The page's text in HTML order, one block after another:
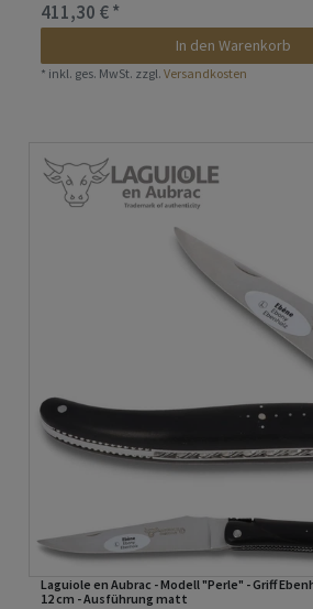
411,30 € *
In den Warenkorb
* inkl. ges. MwSt. zzgl.Versandkosten
Laguiole en Aubrac - Modell "Perle" - Griff
12 cm - Ausführung matt